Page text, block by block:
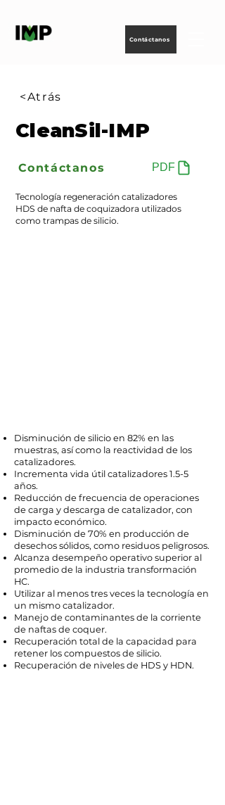
Contáctanos
<Atrás
CleanSil-IMP
Contáctanos PDF
Tecnología regeneración catalizadores
HDS de nafta de coquizadora utilizados
como trampas de silicio.
Disminución de silicio en 82% en las
muestras, así como la reactividad de los
catalizadores.
Incrementa vida útil catalizadores 1.5-5
años.
Reducción de frecuencia de operaciones
de carga y descarga de catalizador, con
impacto económico.
Disminución de 70% en producción de
desechos sólidos, como residuos peligrosos.
Alcanza desempeño operativo superior al
promedio de la industria transformación
HC.
Utilizar al menos tres veces la tecnología en
un mismo catalizador.
Manejo de contaminantes de la corriente
de naftas de coquer.
Recuperación total de la capacidad para
retener los compuestos de silicio.
Recuperación de niveles de HDS y HDN.